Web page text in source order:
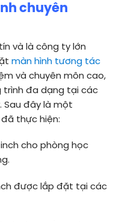
chuyên
và là công ty lớn
màn hình tương tác
và chuyên môn cao,
trình đa dạng tại các
Sau đây là một
đã thực hiện:
cho phòng học
được lắp đặt tại các